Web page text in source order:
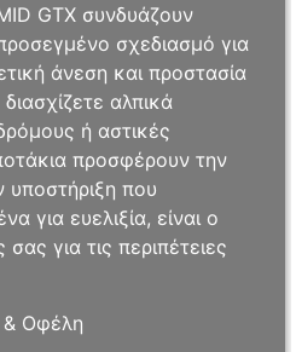
GTX συνδυάζουν
σχεδιασμό για
άνεση και προστασία
αλπικά
ή αστικές
προσφέρουν την
υποστήριξη που
για ευελιξία, είναι ο
για τις περιπέτειες
& Οφέλη